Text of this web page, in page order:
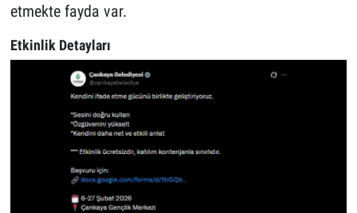
etmekte fayda var.
Etkinlik Detayları